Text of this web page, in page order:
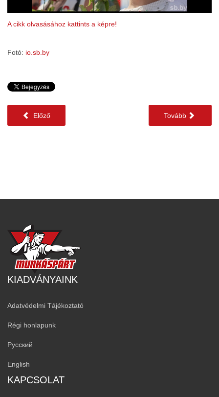
A cikk olvasásához kattints a képre!
Fotó: io.sb.by
Előző Tovább
KIADVÁNYAINK
Adatvédelmi Tájékoztató
Régi honlapunk
Русский
English
KAPCSOLAT